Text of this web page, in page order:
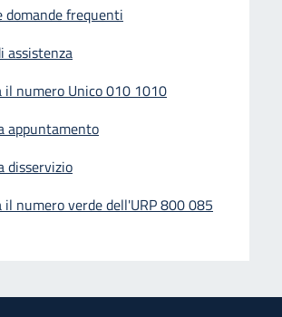
domande frequenti
assistenza
il numero Unico 010 1010
appuntamento
disservizio
il numero verde dell'URP 800 085